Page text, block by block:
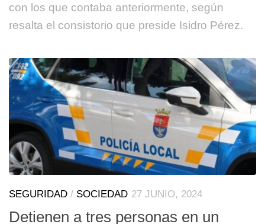
con los que contaba anteriormente, según
resalta el consistorio que preside Isidro Pérez.
SEGURIDAD / SOCIEDAD 27 JUNIO, 2024
Detienen a tres personas en un